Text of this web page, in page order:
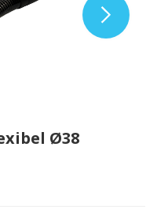
Ø38